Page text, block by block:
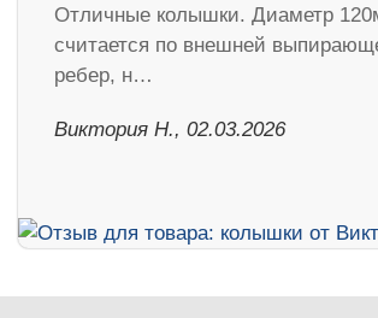
Отличные колышки. Диаметр
считается по внешней
ребер, н…
Виктория Н., 02.03.2026